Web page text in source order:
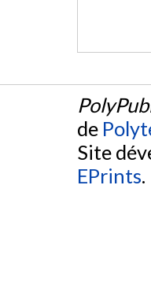
de
Site
EPrints.